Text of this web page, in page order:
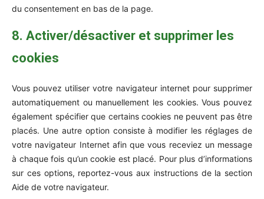
du consentement en bas de la page.
8. Activer/désactiver et supprimer les
cookies
Vous pouvez utiliser votre navigateur internet pour supprimer
automatiquement ou manuellement les cookies. Vous pouvez
également spécifier que certains cookies ne peuvent pas être
placés. Une autre option consiste à modifier les réglages de
votre navigateur Internet afin que vous receviez un message
à chaque fois qu’un cookie est placé. Pour plus d’informations
sur ces options, reportez-vous aux instructions de la section
Aide de votre navigateur.